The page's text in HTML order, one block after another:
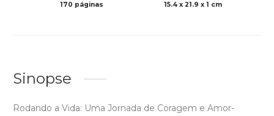
170 páginas 15.4 x 21.9 x 1 cm
Sinopse
Rodando a Vida: Uma Jornada de Coragem e Amor-